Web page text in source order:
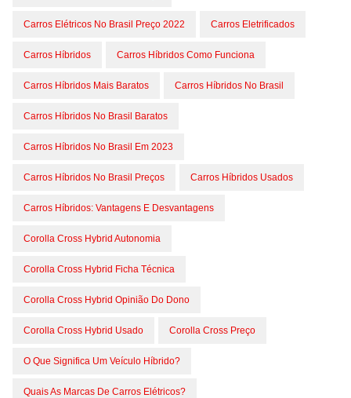
Carros Elétricos No Brasil Preço 2022 Carros Eletrificados
Carros Híbridos Carros Híbridos Como Funciona
Carros Híbridos Mais Baratos Carros Híbridos No Brasil
Carros Híbridos No Brasil Baratos
Carros Híbridos No Brasil Em 2023
Carros Híbridos No Brasil Preços Carros Híbridos Usados
Carros Híbridos: Vantagens E Desvantagens
Corolla Cross Hybrid Autonomia
Corolla Cross Hybrid Ficha Técnica
Corolla Cross Hybrid Opinião Do Dono
Corolla Cross Hybrid Usado Corolla Cross Preço
O Que Significa Um Veículo Híbrido?
Quais As Marcas De Carros Elétricos?